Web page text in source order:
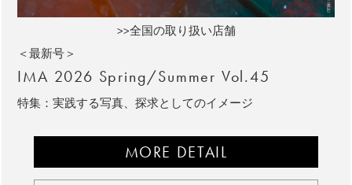
>>全国の取り扱い店舗
＜最新号＞
IMA 2026 Spring/Summer Vol.45
特集：実践する写真、探求としてのイメージ
MORE DETAIL